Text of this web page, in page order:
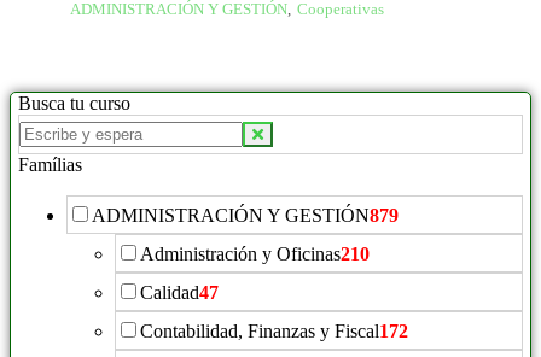
ADMINISTRACIÓN Y GESTIÓN, Cooperativas
Busca tu curso
Famílias
ADMINISTRACIÓN Y GESTIÓN879
Administración y Oficinas210
Calidad47
Contabilidad, Finanzas y Fiscal172